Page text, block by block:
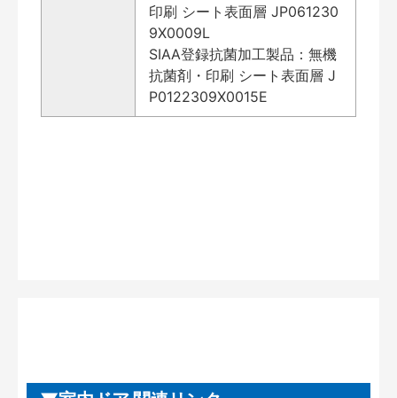
印刷 シート表面層 JP061230
9X0009L
SIAA登録抗菌加工製品：無機
抗菌剤・印刷 シート表面層 J
P0122309X0015E